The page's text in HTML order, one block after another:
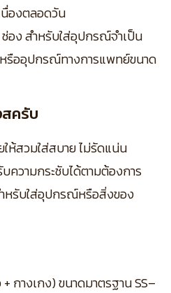
นื่องตลอดวัน
ช่อง สำหรับใส่อุปกรณ์จำเป็น
รืออุปกรณ์ทางการแพทย์ขนาด
สครับ
ห้สวมใส่สบาย ไม่รัดแน่น
ความกระชับได้ตามต้องการ
ำหรับใส่อุปกรณ์หรือสิ่งของ
กางเกง) ขนาดมาตรฐาน SS–